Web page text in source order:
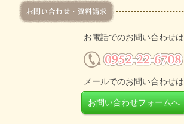
お電話でのお問い合わせは
メールでのお問い合わせは
お問い合わせフォームへ